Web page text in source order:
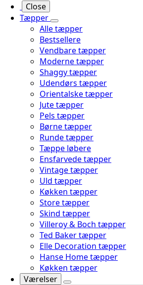
Close
Tæpper
Alle tæpper
Bestsellere
Vendbare tæpper
Moderne tæpper
Shaggy tæpper
Udendørs tæpper
Orientalske tæpper
Jute tæpper
Pels tæpper
Børne tæpper
Runde tæpper
Tæppe løbere
Ensfarvede tæpper
Vintage tæpper
Uld tæpper
Køkken tæpper
Store tæpper
Skind tæpper
Villeroy & Boch tæpper
Ted Baker tæpper
Elle Decoration tæpper
Hanse Home tæpper
Køkken tæpper
Værelser